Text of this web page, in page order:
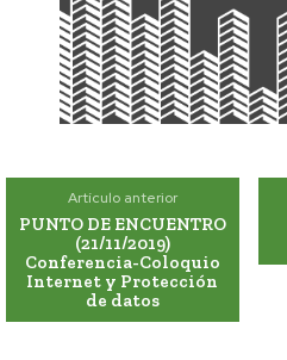
Artículo anterior
PUNTO DE ENCUENTRO
(21/11/2019)
Conferencia-Coloquio
Internet y Protección
de datos